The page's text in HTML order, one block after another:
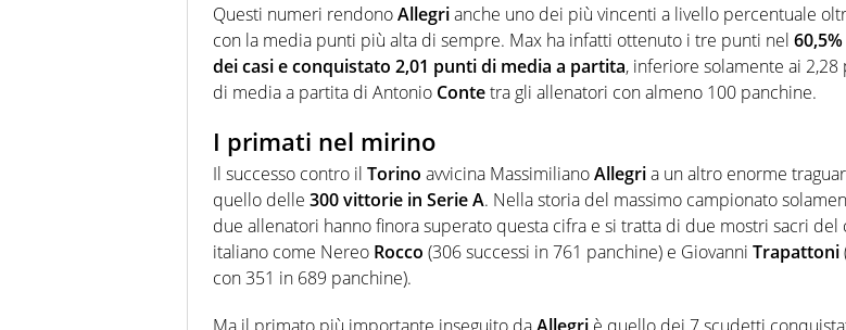
Questi numeri rendonoAllegrianche uno dei più vincenti a livello percentuale
con la media punti più alta di sempre. Max ha infatti ottenuto i tre punti nel
dei casi e conquistato 2,01 punti di media a partita, inferiore solamente ai 2,28
di media a partita di Antonio Contetra gli allenatori con almeno 100 panchine.
I primati nel mirino
Il successo contro il Torino avvicina MassimilianoAllegria un altro enorme
quello delle 300 vittorie in Serie A. Nella storia del massimo campionato
due allenatori hanno finora superato questa cifra e si tratta di due mostri sacri del
italiano come Nereo Rocco (306 successi in 761 panchine) e Giovanni Trapattoni
con 351 in 689 panchine).